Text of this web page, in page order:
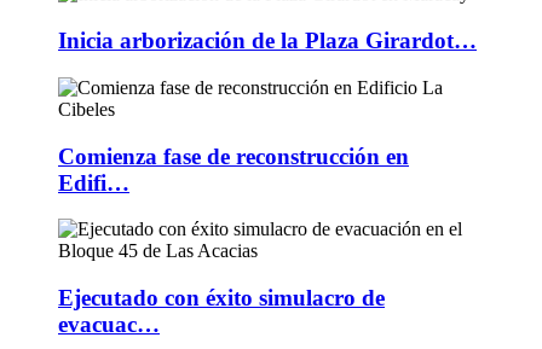
Inicia arborización de la Plaza Girardot…
Comienza fase de reconstrucción en
Edifi…
Ejecutado con éxito simulacro de
evacuac…